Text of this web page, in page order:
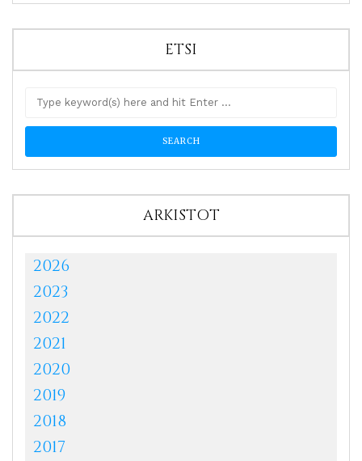
ETSI
ARKISTOT
2026
2023
2022
2021
2020
2019
2018
2017